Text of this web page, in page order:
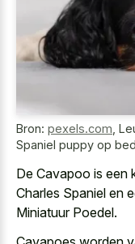
Bron: pexels.com
Spaniel puppy op bed
De Cavapoo is een
Charles Spaniel en
Miniatuur Poedel.